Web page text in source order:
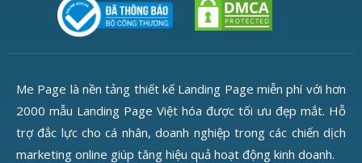
Me Page là nền tảng thiết kế Landing Page miễn phí với hơn
2000 mẫu Landing Page Việt hóa được tối ưu đẹp mắt. Hỗ
trợ đắc lực cho cá nhân, doanh nghiệp trong các chiến dịch
marketing online giúp tăng hiệu quả hoạt động kinh doanh.